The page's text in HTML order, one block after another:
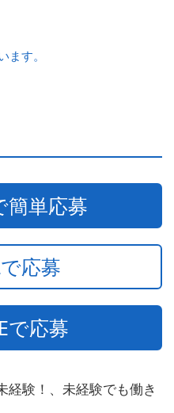
す。
単応募
応募
応募
経験！、未経験でも働き